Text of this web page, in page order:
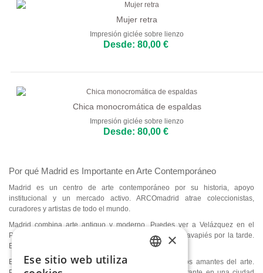
Mujer retra
Impresión giclée sobre lienzo
Desde: 80,00 €
Chica monocromática de espaldas
Impresión giclée sobre lienzo
Desde: 80,00 €
Por qué Madrid es Importante en Arte Contemporáneo
Madrid es un centro de arte contemporáneo por su historia, apoyo
institucional y un mercado activo. ARCOmadrid atrae coleccionistas,
curadores y artistas de todo el mundo.
Madrid combina arte antiguo y moderno. Puedes ver a Velázquez en el
Prado por la mañana y una instalación moderna en Lavapiés por la tarde.
Esta mezcla hace la escena artística única.
Explorar Madrid es una experiencia completa para los amantes del arte.
×
Ese sitio web utiliza